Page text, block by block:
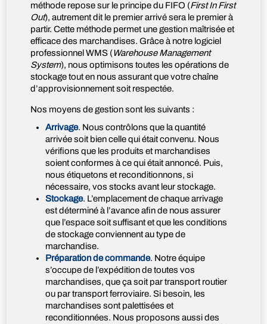
méthode repose sur le principe du FIFO (First In First
Out), autrement dit le premier arrivé sera le premier à
partir. Cette méthode permet une gestion maîtrisée et
efficace des marchandises. Grâce à notre logiciel
professionnel WMS (Warehouse Management
System), nous optimisons toutes les opérations de
stockage tout en nous assurant que votre chaîne
d’approvisionnement soit respectée.
Nos moyens de gestion sont les suivants :
Arrivage. Nous contrôlons que la quantité
arrivée soit bien celle qui était convenu. Nous
vérifions que les produits et marchandises
soient conformes à ce qui était annoncé. Puis,
nous étiquetons et reconditionnons, si
nécessaire, vos stocks avant leur stockage.
Stockage. L’emplacement de chaque arrivage
est déterminé à l’avance afin de nous assurer
que l’espace soit suffisant et que les conditions
de stockage conviennent au type de
marchandise.
Préparation de commande. Notre équipe
s’occupe de l’expédition de toutes vos
marchandises, que ça soit par transport routier
ou par transport ferroviaire. Si besoin, les
marchandises sont palettisées et
reconditionnées. Nous proposons aussi des